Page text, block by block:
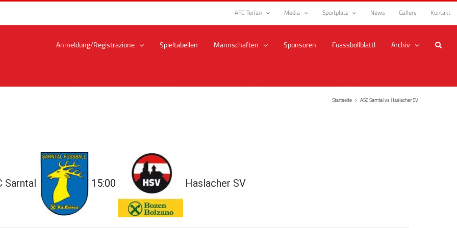
AFC Terlan Media Sportplatz News Gallery Kontakt
Anmeldung/Registrazione Spieltabellen Mannschaften Sponsoren Fuassbollblattl Archiv
Startseite > ASC Sarntal vs Haslacher SV
Sarntal 15:00 Haslacher SV